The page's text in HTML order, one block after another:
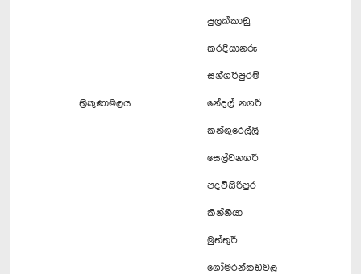
පුලක්කාඩු
කරදියානරු
සන්ගර්පුරම්
ත්‍රිකුණාමලය නේදල් නගර්
කන්ගුරෙල්ලි
සෙල්වනගර්
පදවිසිරිපුර
කින්නියා
මුත්තුර්
ගෝමරන්කඩවල